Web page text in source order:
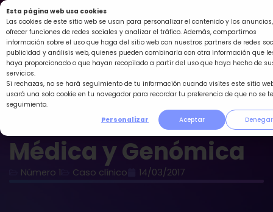
Esta página web usa cookies
Las cookies de este sitio web se usan para personalizar el contenido y los anuncios,
ofrecer funciones de redes sociales y analizar el tráfico. Además, compartimos
información sobre el uso que haga del sitio web con nuestros partners de redes
publicidad y análisis web, quienes pueden combinarla con otra información que
haya proporcionado o que hayan recopilado a partir del uso que haya hecho de
servicios.
Si rechazas, no se hará seguimiento de tu información cuando visites este sitio
usará una sola cookie en tu navegador para recordar tu preferencia de que no se
seguimiento.
Personalizar
Aceptar Denegar
Ir
al
contenido
Revista Genética
Médica y Genómica
Número 1 Caso clínico 14/03/2017